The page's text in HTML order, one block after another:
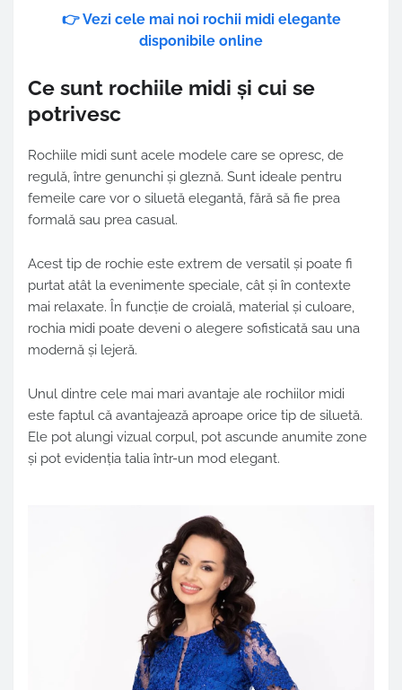
👉 Vezi cele mai noi rochii midi elegante
disponibile online
Ce sunt rochiile midi și cui se
potrivesc
Rochiile midi sunt acele modele care se opresc, de
regulă, între genunchi și gleznă. Sunt ideale pentru
femeile care vor o siluetă elegantă, fără să fie prea
formală sau prea casual.
Acest tip de rochie este extrem de versatil și poate fi
purtat atât la evenimente speciale, cât și în contexte
mai relaxate. În funcție de croială, material și culoare,
rochia midi poate deveni o alegere sofisticată sau una
modernă și lejeră.
Unul dintre cele mai mari avantaje ale rochiilor midi
este faptul că avantajează aproape orice tip de siluetă.
Ele pot alungi vizual corpul, pot ascunde anumite zone
și pot evidenția talia într-un mod elegant.